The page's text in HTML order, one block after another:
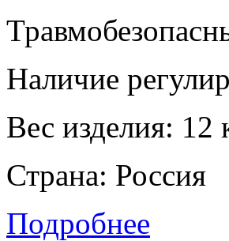
Наличие
Вес изделия: 12
Страна: Россия
Подробнее